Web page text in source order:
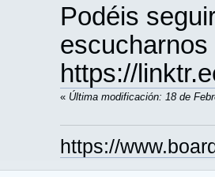
Podéis
https://
« Última modificación: 18 de
https://